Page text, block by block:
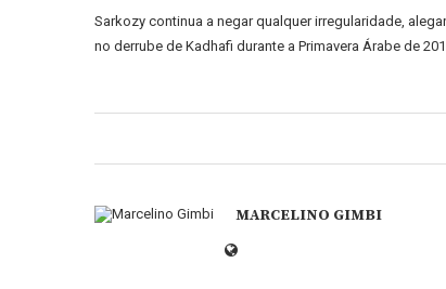
Sarkozy continua a negar qualquer irregularidade,
no derrube de Kadhafi durante a Primavera Árabe de
MARCELINO GIMBI